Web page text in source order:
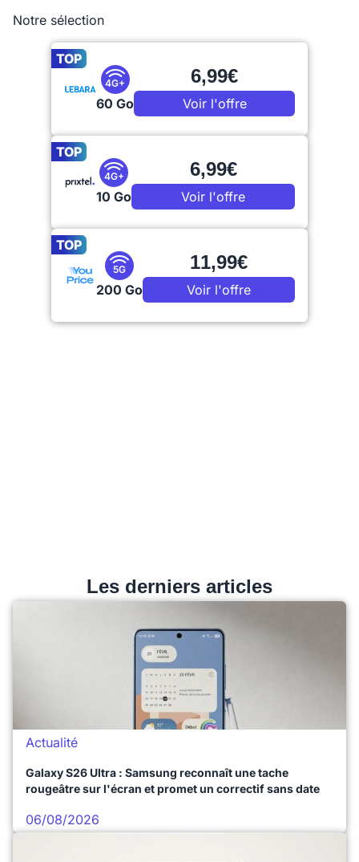
Notre sélection
TOP
4G+
60 Go
6,99€
Voir l'offre
TOP
4G+
10 Go
6,99€
Voir l'offre
TOP
5G
200 Go
11,99€
Voir l'offre
Les derniers articles
Actualité
Galaxy S26 Ultra : Samsung reconnaît une tache
rougeâtre sur l'écran et promet un correctif sans date
06/08/2026